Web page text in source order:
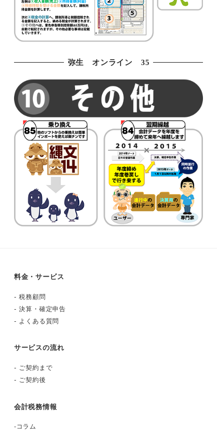
弥生 オンライン 35
料金・サービス
-税務顧問
-決算・確定申告
- よくある質問
サービスの流れ
- ご契約まで
- ご契約後
会計税務情報
-コラム